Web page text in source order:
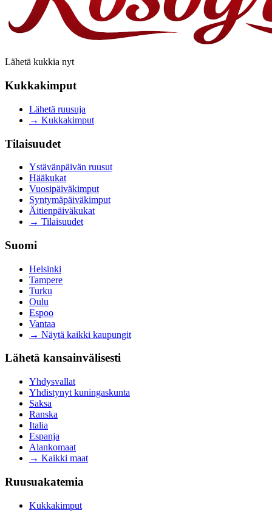
Lähetä kukkia nyt
Kukkakimput
Lähetä ruusuja
→ Kukkakimput
Tilaisuudet
Ystävänpäivän ruusut
Hääkukat
Vuosipäiväkimput
Syntymäpäiväkimput
Äitienpäiväkukat
→ Tilaisuudet
Suomi
Helsinki
Tampere
Turku
Oulu
Espoo
Vantaa
→ Näytä kaikki kaupungit
Lähetä kansainvälisesti
Yhdysvallat
Yhdistynyt kuningaskunta
Saksa
Ranska
Italia
Espanja
Alankomaat
→ Kaikki maat
Ruusuakatemia
Kukkakimput